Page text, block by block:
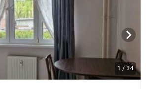
1 / 34